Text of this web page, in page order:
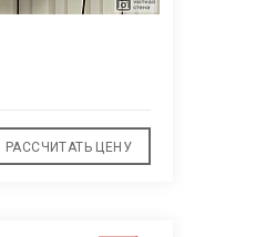
РАССЧИТАТЬ ЦЕНУ